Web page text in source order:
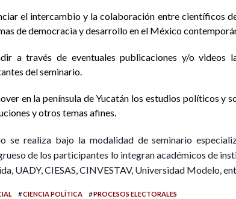
el intercambio y la colaboración entre científicos
de democracia y desarrollo en el México
a través de eventuales publicaciones y/o videos
del seminario.
en la península de Yucatán los estudios políticos y
y otros temas afines.
se realiza bajo la modalidad de seminario
de los participantes lo integran académicos de
UADY, CIESAS, CINVESTAV, Universidad Modelo,
#CIENCIA POLÍTICA #PROCESOS ELECTORALES